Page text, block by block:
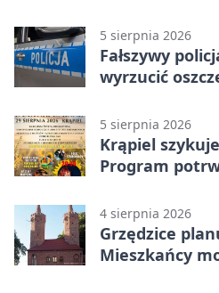
5 sierpnia 2026
Fałszywy
wyrzucić
5 sierpnia 2026
Krąpiel
Program
4 sierpnia 2026
Grzędzice
Mieszkańcy